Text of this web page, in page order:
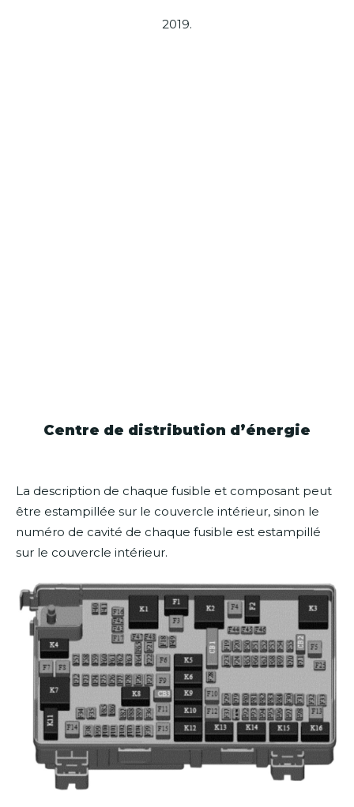
2019.
Centre de distribution d’énergie
La description de chaque fusible et composant peut
être estampillée sur le couvercle intérieur, sinon le
numéro de cavité de chaque fusible est estampillé
sur le couvercle intérieur.